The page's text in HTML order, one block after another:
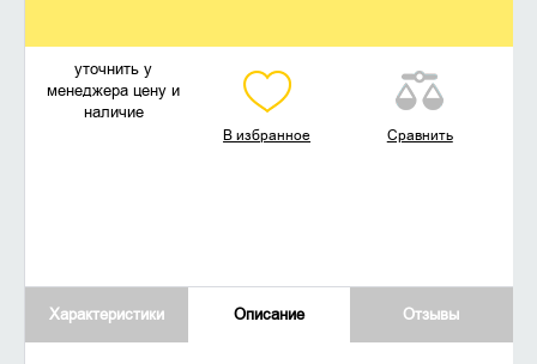
уточнить у
менеджера цену и
наличие
В избранное Сравнить
Характеристики Описание Отзывы